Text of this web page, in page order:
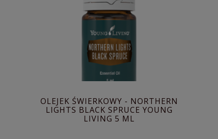
OLEJEK ŚWIERKOWY - NORTHERN
LIGHTS BLACK SPRUCE YOUNG
LIVING 5 ML